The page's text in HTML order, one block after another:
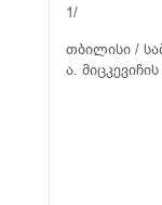
1/
თბილისი /
ა. მიცკევიჩის